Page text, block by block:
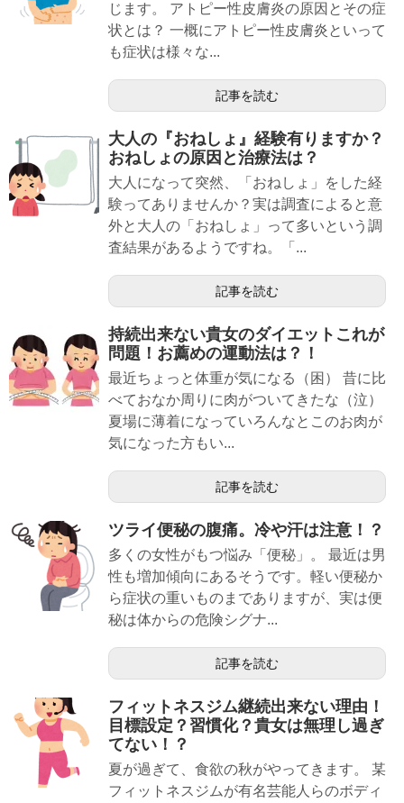
じます。 アトピー性皮膚炎の原因とその症
状とは？ 一概にアトピー性皮膚炎といって
も症状は様々な...
記事を読む
大人の『おねしょ』経験有りますか？
おねしょの原因と治療法は？
大人になって突然、「おねしょ」をした経
験ってありませんか？実は調査によると意
外と大人の「おねしょ」って多いという調
査結果があるようですね。「...
記事を読む
持続出来ない貴女のダイエットこれが
問題！お薦めの運動法は？！
最近ちょっと体重が気になる（困） 昔に比
べておなか周りに肉がついてきたな（泣）
夏場に薄着になっていろんなとこのお肉が
気になった方もい...
記事を読む
ツライ便秘の腹痛。冷や汗は注意！？
多くの女性がもつ悩み「便秘」。 最近は男
性も増加傾向にあるそうです。軽い便秘か
ら症状の重いものまでありますが、実は便
秘は体からの危険シグナ...
記事を読む
フィットネスジム継続出来ない理由！
目標設定？習慣化？貴女は無理し過ぎ
てない！？
夏が過ぎて、食欲の秋がやってきます。 某
フィットネスジムが有名芸能人らのボディ